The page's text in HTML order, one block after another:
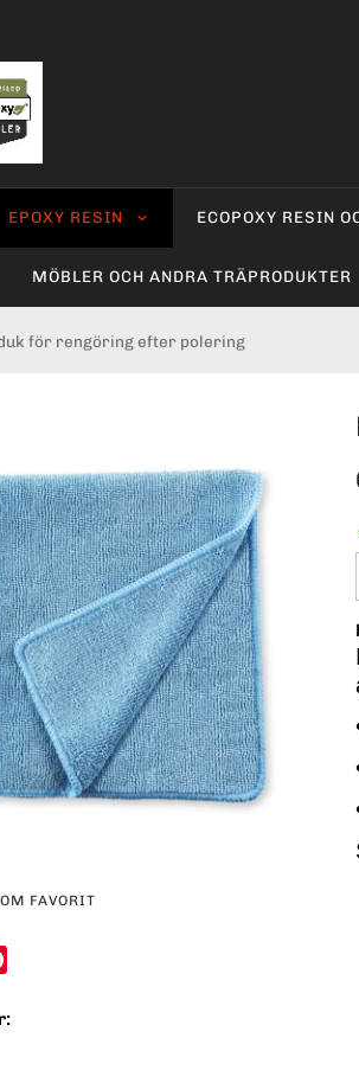
EPOXY RESIN ECOPOXY RESIN
MÖBLER OCH ANDRA TRÄPRODUKTER
för rengöring efter polering
FAVORIT